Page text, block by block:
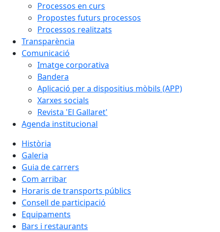
Processos en curs
Propostes futurs processos
Processos realitzats
Transparència
Comunicació
Imatge corporativa
Bandera
Aplicació per a dispositius mòbils (APP)
Xarxes socials
Revista 'El Gallaret'
Agenda institucional
Història
Galeria
Guia de carrers
Com arribar
Horaris de transports públics
Consell de participació
Equipaments
Bars i restaurants